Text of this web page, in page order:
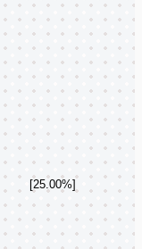
[25.00%]